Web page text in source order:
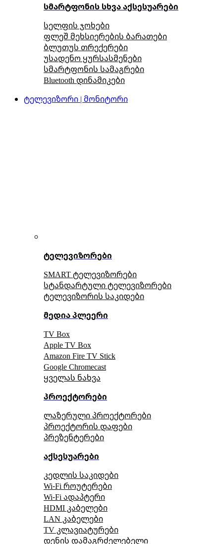
სმარტფონის სხვა აქსესუარები
სელფის ჯოხები
ფლეშ მეხსიერების ბარათები
ბლუთუს თრექერები
უსადენო ყურსასმენები
სმარტფონის სამაგრები
Bluetooth დინამიკები
ტელევიზორი | მონიტორი
ტელევიზორები
SMART ტელევიზორები
სტანდარტული ტელევიზორები
ტელევიზორის საკიდები
მედია პლეერი
TV Box
Apple TV Box
Amazon Fire TV Stick
Google Chromecast
ყველას ნახვა
პროექტორები
ლაზერული პროექტორები
პროექტორის დაფები
პრეზენტერები
აქსესუარები
კედლის საკიდები
Wi-Fi როუტერები
Wi-Fi ადაპტერი
HDMI კაბელები
LAN კაბელები
TV კლავიატურები
დენის დამაგრძელებელი